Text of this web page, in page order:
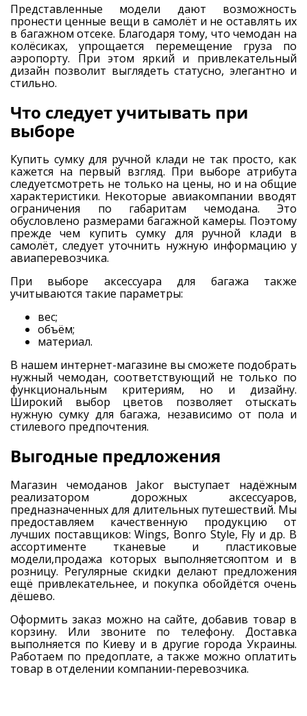
Представленные модели дают возможность
пронести ценные вещи в самолёт и не оставлять их
в багажном отсеке. Благодаря тому, что чемодан на
колёсиках, упрощается перемещение груза по
аэропорту. При этом яркий и привлекательный
дизайн позволит выглядеть статусно, элегантно и
стильно.
Что следует учитывать при
выборе
Купить сумку для ручной клади не так просто, как
кажется на первый взгляд. При выборе атрибута
следуетсмотреть не только на цены, но и на общие
характеристики. Некоторые авиакомпании вводят
ограничения по габаритам чемодана. Это
обусловлено размерами багажной камеры. Поэтому
прежде чем купить сумку для ручной клади в
самолёт, следует уточнить нужную информацию у
авиаперевозчика.
При выборе аксессуара для багажа также
учитываются такие параметры:
вес;
объём;
материал.
В нашем интернет-магазине вы сможете подобрать
нужный чемодан, соответствующий не только по
функциональным критериям, но и дизайну.
Широкий выбор цветов позволяет отыскать
нужную сумку для багажа, независимо от пола и
стилевого предпочтения.
Выгодные предложения
Магазин чемоданов Jakor выступает надёжным
реализатором дорожных аксессуаров,
предназначенных для длительных путешествий. Мы
предоставляем качественную продукцию от
лучших поставщиков: Wings, Bonro Style, Fly и др. В
ассортименте тканевые и пластиковые
модели,продажа которых выполняетсяоптом и в
розницу. Регулярные скидки делают предложения
ещё привлекательнее, и покупка обойдётся очень
дёшево.
Оформить заказ можно на сайте, добавив товар в
корзину. Или звоните по телефону. Доставка
выполняется по Киеву и в другие города Украины.
Работаем по предоплате, а также можно оплатить
товар в отделении компании-перевозчика.